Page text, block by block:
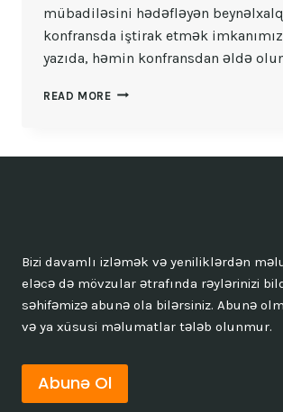
mübadiləsini hədəfləyən
konfransda iştirak etmək
yazıda, həmin konfransdan əldə
READ MORE TƏSISAT
Bizi davamlı izləmək və yeniliklərdən
eləcə də mövzular ətrafında rəylərinizi
səhifəmizə abunə ola bilərsiniz. Abunə
və ya xüsusi məlumatlar tələb olunmur.
Abunə Ol